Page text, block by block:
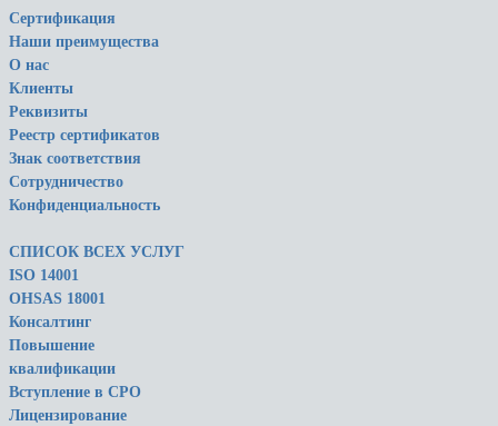
Сертификация
Наши преимущества
О нас
Клиенты
Реквизиты
Реестр сертификатов
Знак соответствия
Сотрудничество
Конфиденциальность
СПИСОК ВСЕХ УСЛУГ
ISO 14001
OHSAS 18001
Консалтинг
Повышение
квалификации
Вступление в СРО
Лицензирование